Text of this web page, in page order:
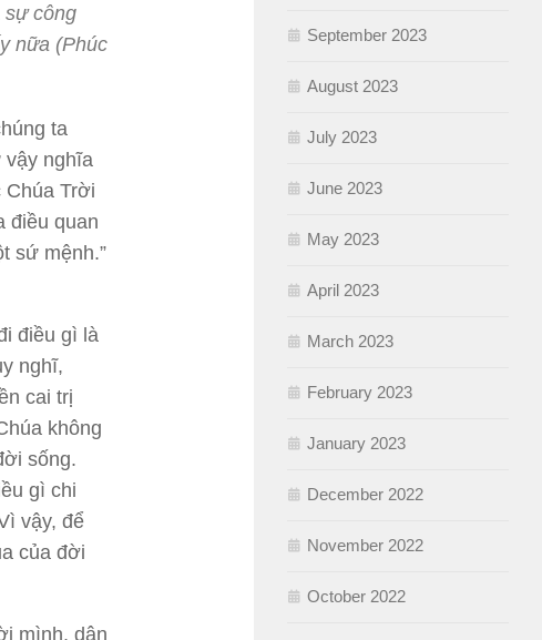
sự công
nữa (Phúc
ta
nghĩa
Chúa Trời
điều quan
sứ mệnh.”
điều gì là
nghĩ,
cai trị
không
sống.
gì chi
vậy, để
của đời
mình, dân
September 2023
August 2023
July 2023
June 2023
May 2023
April 2023
March 2023
February 2023
January 2023
December 2022
November 2022
October 2022